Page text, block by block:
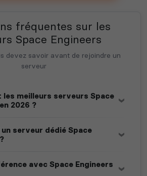
fréquentes sur les
Space Engineers
devez savoir avant de rejoindre un
serveur
les meilleurs serveurs Space
2026 ?
serveur dédié Space
avec Space Engineers